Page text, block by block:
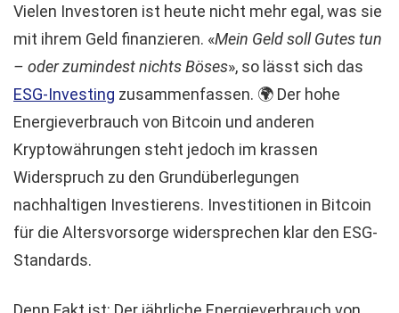
Vielen Investoren ist heute nicht mehr egal, was sie
mit ihrem Geld finanzieren. «Mein Geld soll Gutes tun
– oder zumindest nichts Böses», so lässt sich das
ESG-Investing zusammenfassen. 🌍 Der hohe
Energieverbrauch von Bitcoin und anderen
Kryptowährungen steht jedoch im krassen
Widerspruch zu den Grundüberlegungen
nachhaltigen Investierens. Investitionen in Bitcoin
für die Altersvorsorge widersprechen klar den ESG-
Standards.